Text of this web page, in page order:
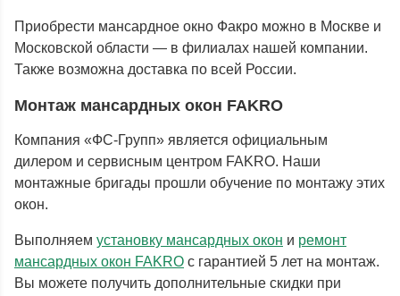
Приобрести мансардное окно Факро можно в Москве и
Московской области — в филиалах нашей компании.
Также возможна доставка по всей России.
Монтаж мансардных окон FAKRO
Компания «ФС-Групп» является официальным
дилером и сервисным центром FAKRO. Наши
монтажные бригады прошли обучение по монтажу этих
окон.
Выполняем установку мансардных окон и ремонт
мансардных окон FAKRO с гарантией 5 лет на монтаж.
Вы можете получить дополнительные скидки при